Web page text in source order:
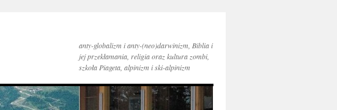
anty-globalizm i anty-(neo)darwinizm, Biblia i
jej przekłamania, religia oraz kultura zombi,
szkoła Piageta, alpinizm i ski-alpinizm